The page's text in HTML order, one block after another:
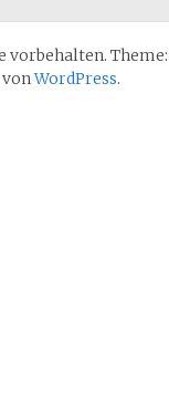
vorbehalten. Theme:
vonWordPress.